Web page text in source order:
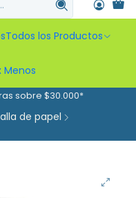
Todos los Productos
Menos
sobre $30.000*
de papel